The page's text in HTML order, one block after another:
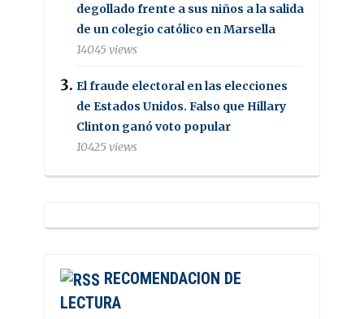
degollado frente a sus niños a la salida
de un colegio católico en Marsella
14045 views
El fraude electoral en las elecciones
de Estados Unidos. Falso que Hillary
Clinton ganó voto popular
10425 views
RECOMENDACION DE
LECTURA